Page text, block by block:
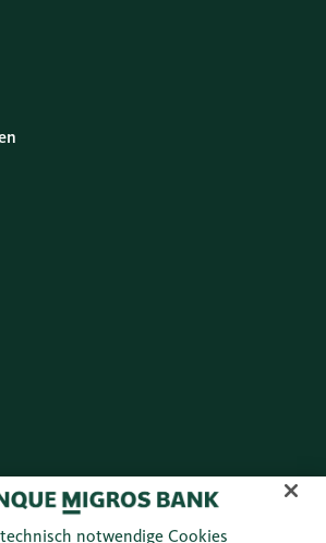
Blog Instagram Youtube
notwendige Cookies